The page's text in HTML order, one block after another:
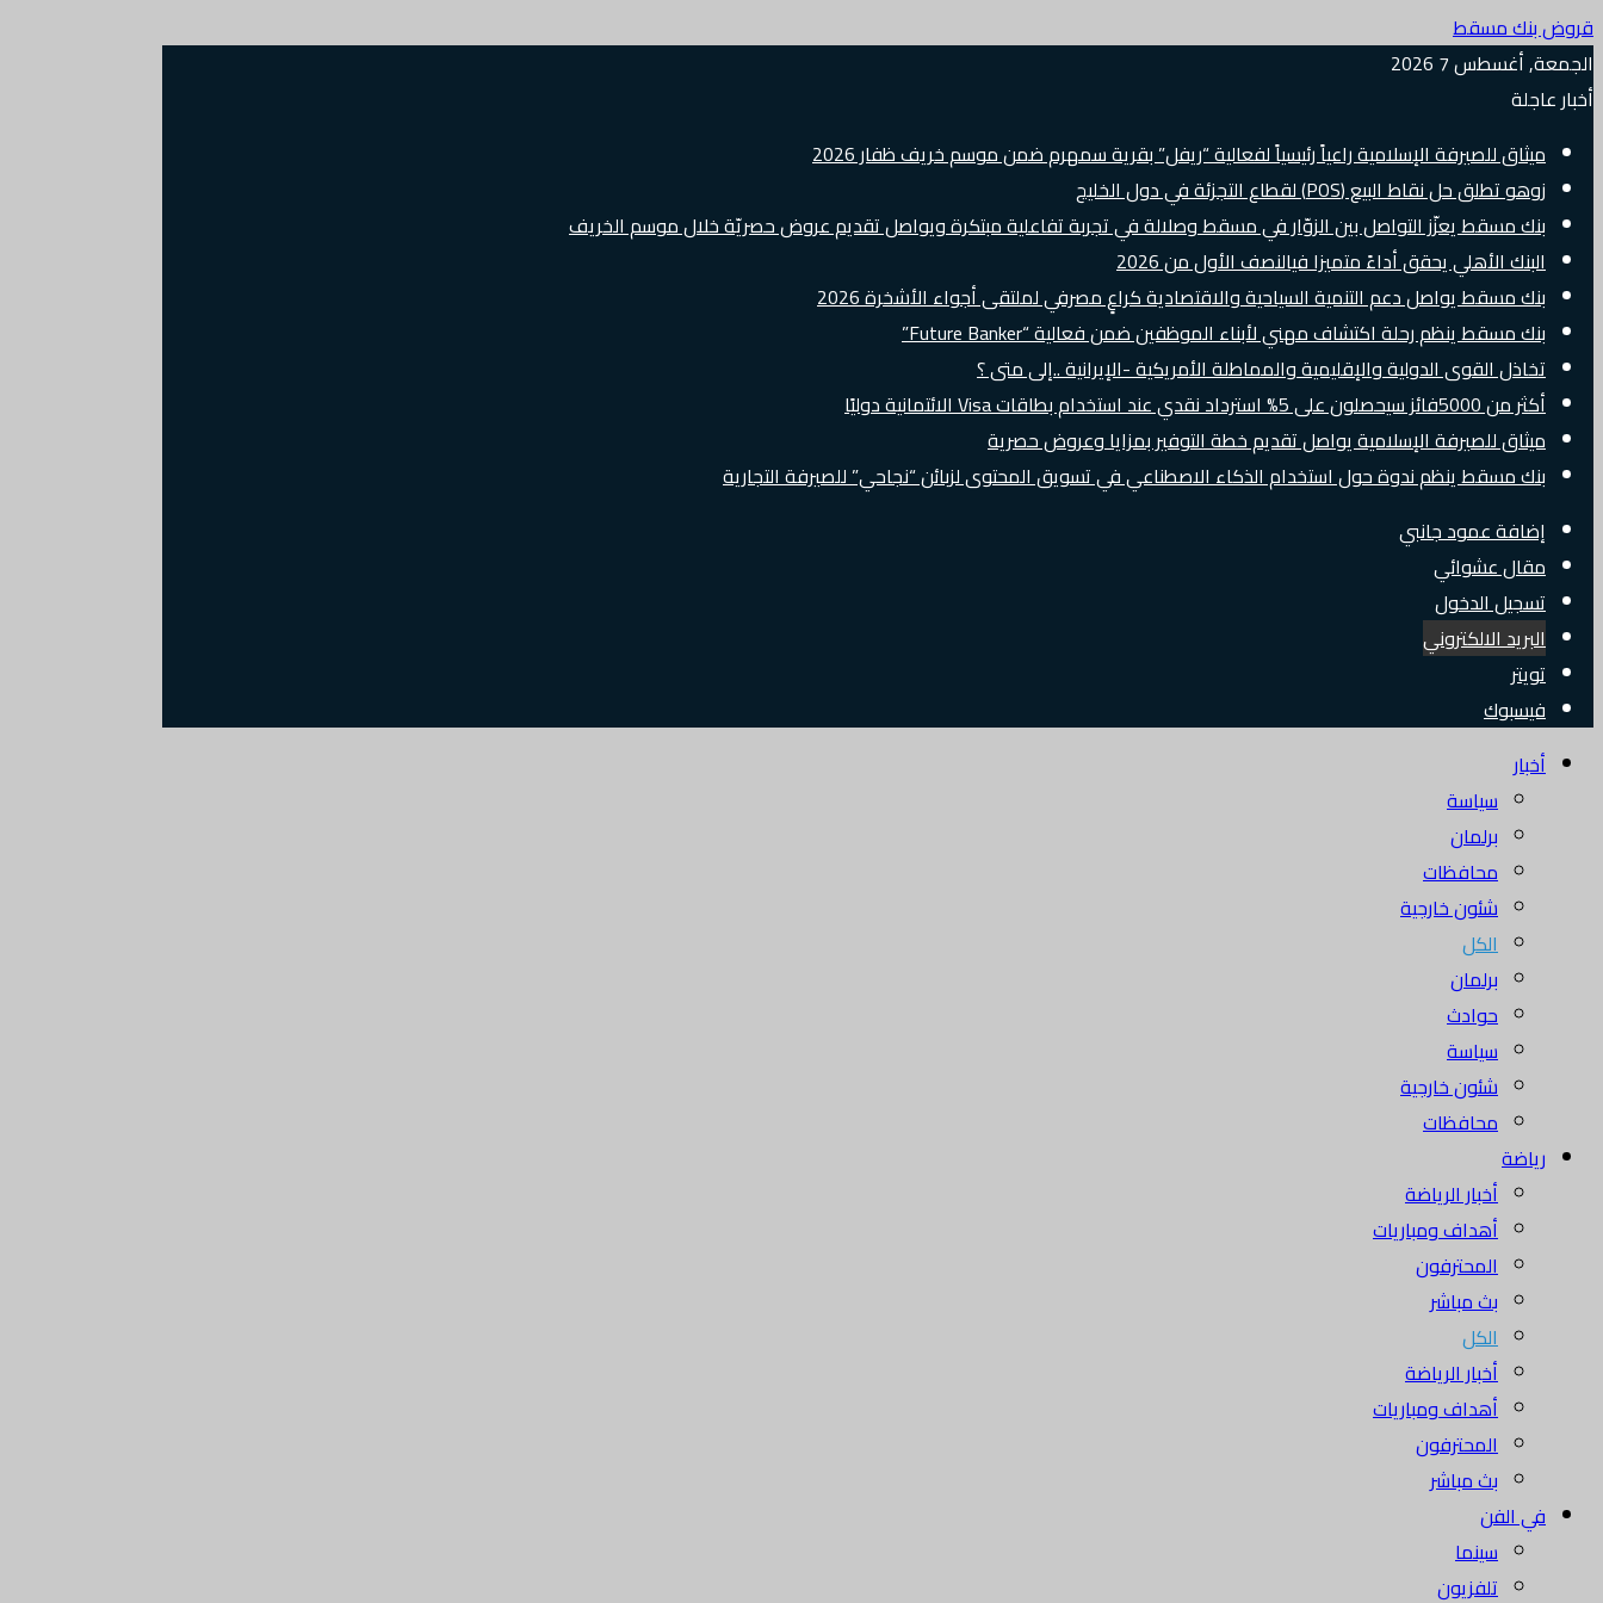
قروض بنك مسقط
الجمعة, أغسطس 7 2026
أخبار عاجلة
ميثاق للصيرفة الإسلامية راعياً رئيسياً لفعالية “ريفل” بقرية سمهرم ضمن موسم خريف ظفار 2026
زوهو تطلق حل نقاط البيع (POS) لقطاع التجزئة في دول الخليج
بنك مسقط يعزّز التواصل بين الزوّار في مسقط وصلالة في تجربة تفاعلية مبتكرة ويواصل تقديم عروض حصريّة خلال موسم الخريف
البنك الأهلي يحقق أداءً متميزا فيالنصف الأول من 2026
بنك مسقط يواصل دعم التنمية السياحية والاقتصادية كراعٍ مصرفي لملتقى أجواء الأشخرة 2026
بنك مسقط ينظم رحلة اكتشاف مهني لأبناء الموظفين ضمن فعالية “Future Banker”
تخاذل القوى الدولية والإقليمية والمماطلة الأمريكية -الإيرانية ..إلى متى ؟
أكثر من 5000فائز سيحصلون على 5% استرداد نقدي عند استخدام بطاقات Visa الائتمانية دوليًا
ميثاق للصيرفة الإسلامية يواصل تقديم خطة التوفير بمزايا وعروض حصرية
بنك مسقط ينظم ندوة حول استخدام الذكاء الاصطناعي في تسويق المحتوى لزبائن “نجاحي” للصيرفة التجارية
إضافة عمود جانبي
مقال عشوائي
تسجيل الدخول
البريد الالكتروني
تويتر
فيسبوك
أخبار
سياسة
برلمان
محافظات
شئون خارجية
الكل
برلمان
حوادث
سياسة
شئون خارجية
محافظات
رياضة
أخبار الرياضة
أهداف ومباريات
المحترفون
بث مباشر
الكل
أخبار الرياضة
أهداف ومباريات
المحترفون
بث مباشر
في الفن
سينما
تلفزيون